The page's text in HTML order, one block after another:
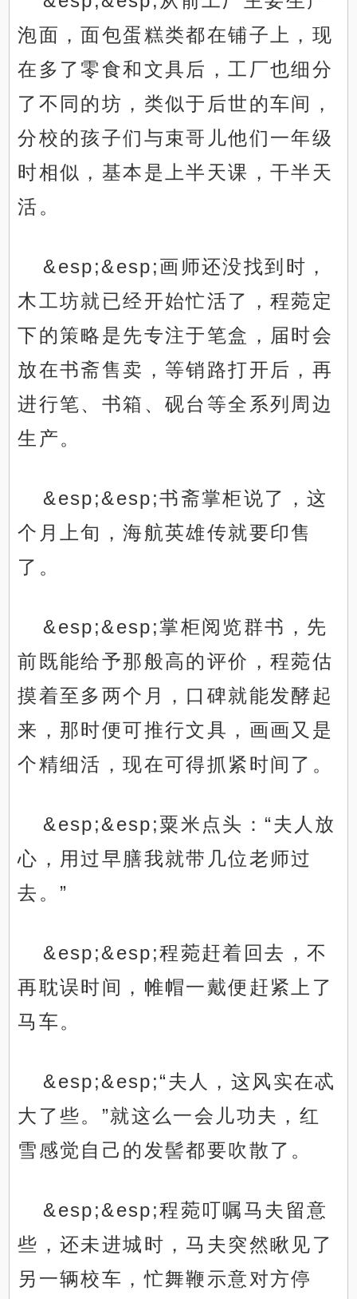
泡面，面包蛋糕类都在铺子上，现
在多了零食和文具后，工厂也细分
了不同的坊，类似于后世的车间，
分校的孩子们与束哥儿他们一年级
时相似，基本是上半天课，干半天
活。
&esp;&esp;画师还没找到时，
木工坊就已经开始忙活了，程菀定
下的策略是先专注于笔盒，届时会
放在书斋售卖，等销路打开后，再
进行笔、书箱、砚台等全系列周边
生产。
&esp;&esp;书斋掌柜说了，这
个月上旬，海航英雄传就要印售
了。
&esp;&esp;掌柜阅览群书，先
前既能给予那般高的评价，程菀估
摸着至多两个月，口碑就能发酵起
来，那时便可推行文具，画画又是
个精细活，现在可得抓紧时间了。
&esp;&esp;粟米点头：“夫人放
心，用过早膳我就带几位老师过
去。”
&esp;&esp;程菀赶着回去，不
再耽误时间，帷帽一戴便赶紧上了
马车。
&esp;&esp;“夫人，这风实在忒
大了些。”就这么一会儿功夫，红
雪感觉自己的发髻都要吹散了。
&esp;&esp;程菀叮嘱马夫留意
些，还未进城时，马夫突然瞅见了
另一辆校车，忙舞鞭示意对方停